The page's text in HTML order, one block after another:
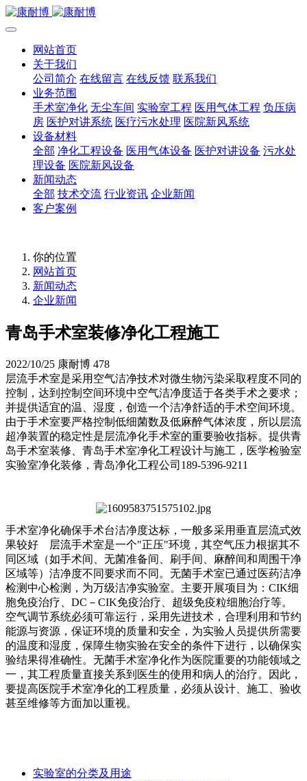
网站首页
关于我们
公司简介 在线留言 在线反馈 联系我们
业务范围
手术室净化 无尘车间 实验室工程 医用气体工程 负压病
房 医护对讲系统 医疗污水处理 医院新风系统
设备材料
全部 净化工程设备 医用气体设备 医护对讲设备 污水处
理设备 医院新风设备
新闻动态
全部 技术交流 行业资讯 企业新闻
客户案例
你的位置
网站首页
新闻动态
企业新闻
青岛手术室装修净化工程施工
2022/10/25 康耐博 478
层流手术室是采用空气洁净技术对微生物污染采取程度不同的
控制，达到控制空间环境中空气洁净度适于各类手术之要求；
并提供适宜的温、湿度，创造一个洁净舒适的手术空间环境。
由于手术室要严格控制低细菌数及低麻醉气体浓度，所以层流
超净装置的稳定性是层流净化手术室的重要验收指标。提供青
岛手术室装修、青岛手术室净化工程设计与施工，医学检验室
实验室净化装修，青岛净化工程公司189-5396-9211
手术室净化确保手术台洁净度达标，一般多采用垂直层流式效
果较好 层流手术室是一个"正压"环境，其空气压力根据其不
同区域（如手术间、无菌准备间、刷手间、麻醉间和周围干净
区域等）洁净度不同要求而不同。无菌手术室已通过医药洁净
检测中心检测，为万级洁净实验室。主要开展项目为：CIK细
胞免疫治疗、DC－CIK免疫治疗、超级免疫粒细胞治疗等。
空气调节系统必须可靠运行，采用先进技术，合理利用和节约
能源与资源，保证环境的质量和安全，为实验人员提供所需要
的温度和湿度，保障生物实验在安全的条件下进行，以确保实
验结果得准确性。无菌手术室净化作为医院重要的功能领域之
一，其工程质量直接关系到医生的使用和病人的治疗。因此，
要提高医院手术室净化的工程质量，必须从设计、施工、验收
甚至维修等方面加以重视。
实验室的分类及用途